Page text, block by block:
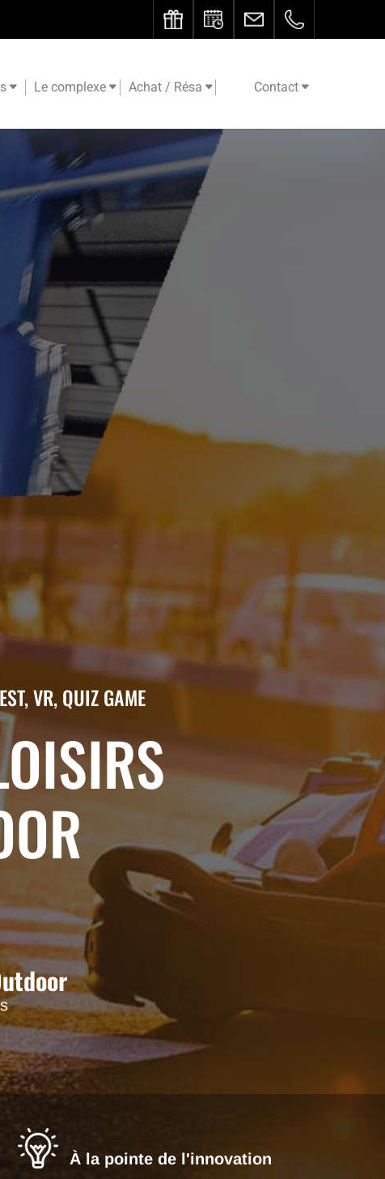
Le complexe Achat / Résa Contact
VR, QUIZ GAME
À la pointe de l'innovation